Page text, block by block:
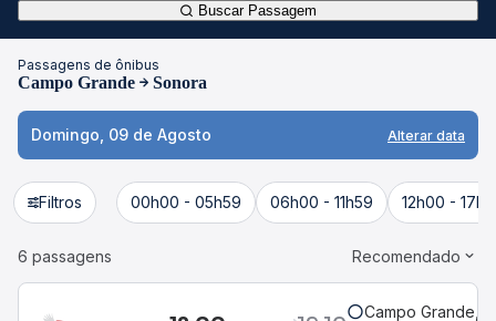
Buscar Passagem
Passagens de ônibus
Campo Grande Sonora
Domingo, 09 de Agosto Alterar data
Filtros 00h00 - 05h59 06h00 - 11h59 12h00 -
6 passagens Recomendado
Campo Grande,